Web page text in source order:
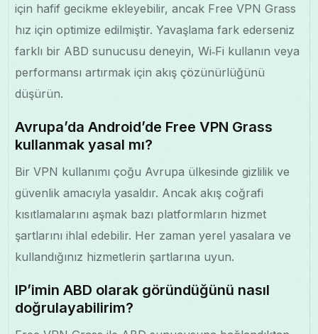
için hafif gecikme ekleyebilir, ancak Free VPN Grass
hız için optimize edilmiştir. Yavaşlama fark ederseniz
farklı bir ABD sunucusu deneyin, Wi‑Fi kullanın veya
performansı artırmak için akış çözünürlüğünü
düşürün.
Avrupa’da Android’de Free VPN Grass
kullanmak yasal mı?
Bir VPN kullanımı çoğu Avrupa ülkesinde gizlilik ve
güvenlik amacıyla yasaldır. Ancak akış coğrafi
kısıtlamalarını aşmak bazı platformların hizmet
şartlarını ihlal edebilir. Her zaman yerel yasalara ve
kullandığınız hizmetlerin şartlarına uyun.
IP’imin ABD olarak göründüğünü nasıl
doğrulayabilirim?